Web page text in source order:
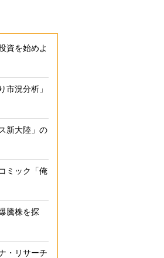
資を始めよ
市況分析」
新大陸」の
ミック「俺
騰株を探
・リサーチ